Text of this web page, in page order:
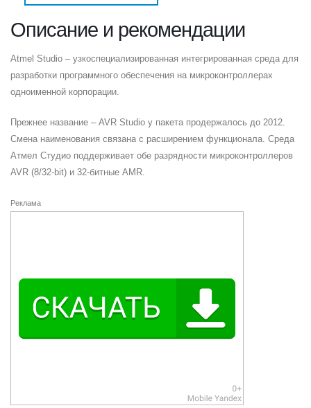
Описание и рекомендации
Atmel Studio – узкоспециализированная интегрированная среда для
разработки программного обеспечения на микроконтроллерах
одноименной корпорации.
Прежнее название – AVR Studio у пакета продержалось до 2012.
Смена наименования связана с расширением функционала. Среда
Атмел Студио поддерживает обе разрядности микроконтроллеров
AVR (8/32-bit) и 32-битные AMR.
Реклама